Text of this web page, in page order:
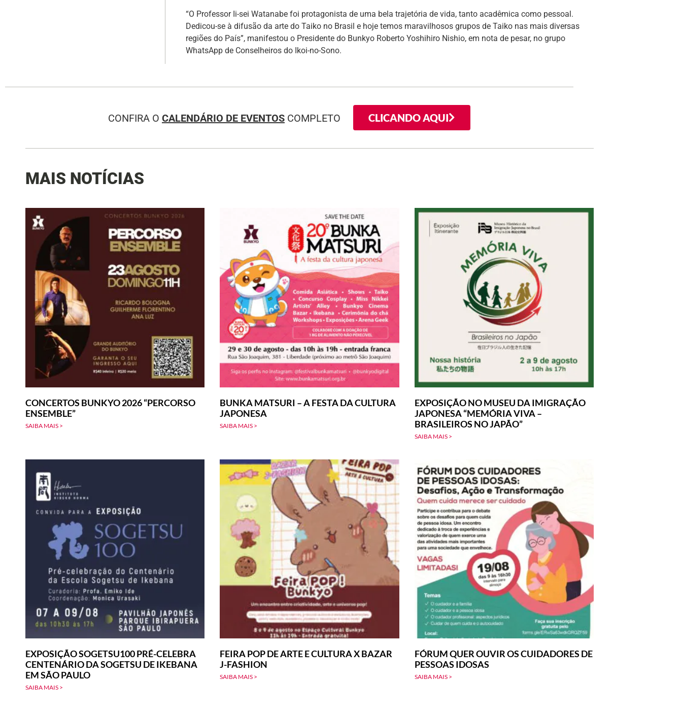
“O Professor Ii-sei Watanabe foi protagonista de uma bela trajetória de vida, tanto acadêmica como pessoal.
Dedicou-se à difusão da arte do Taiko no Brasil e hoje temos maravilhosos grupos de Taiko nas mais diversas
regiões do País”, manifestou o Presidente do Bunkyo Roberto Yoshihiro Nishio, em nota de pesar, no grupo
WhatsApp de Conselheiros do Ikoi-no-Sono.
CONFIRA O CALENDÁRIO DE EVENTOS COMPLETO CLICANDO AQUI
MAIS NOTÍCIAS
CONCERTOS BUNKYO 2026 “PERCORSO
ENSEMBLE”
SAIBA MAIS >
BUNKA MATSURI – A FESTA DA CULTURA
JAPONESA
SAIBA MAIS >
EXPOSIÇÃO NO MUSEU DA IMIGRAÇÃO
JAPONESA “MEMÓRIA VIVA –
BRASILEIROS NO JAPÃO”
SAIBA MAIS >
EXPOSIÇÃO SOGETSU100 PRÉ-CELEBRA
CENTENÁRIO DA SOGETSU DE IKEBANA
EM SÃO PAULO
SAIBA MAIS >
FEIRA POP DE ARTE E CULTURA X BAZAR
J-FASHION
SAIBA MAIS >
FÓRUM QUER OUVIR OS CUIDADORES DE
PESSOAS IDOSAS
SAIBA MAIS >